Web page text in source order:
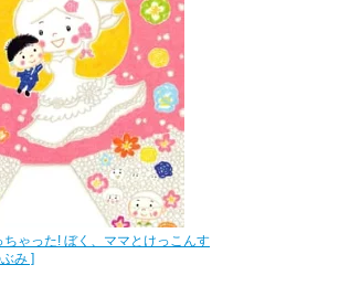
ゃった! ぼく、ママとけっこんす
み ]